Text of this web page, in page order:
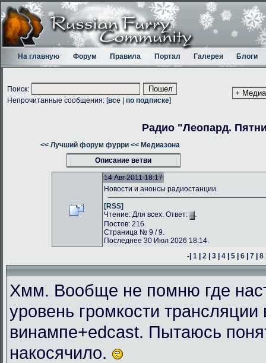
На главную Форум Правила Портал Галерея Блоги
Поиск:
Непрочитанные сообщения: [все по подписке]
Радио "Леопард.
<< Лучший форум фурри << Медиазона
Описание ветви
14 Авг 2011 18:17
Новости и анонсы радиостанции.
[RSS]
Чтение: Для всех. Ответ:
.
Постов: 216.
Страница № 9 / 9.
Последнее 30 Июл 2026 18:14.
-|1 |2 |3 |4 |5 |6 |7 |8
Хмм. Вообще не помню где
уровень громкости трансляции
винампе+edcast. Пытаюсь
накосячило.